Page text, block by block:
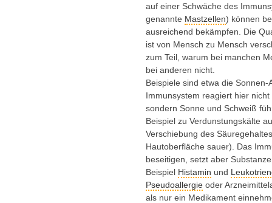
auf einer Schwäche des
genannte Mastzellen) können
ausreichend bekämpfen. Die
ist von Mensch zu Mensch
zum Teil, warum bei manchen
bei anderen nicht.
Beispiele sind etwa die
Immunsystem reagiert hier
sondern Sonne und Schweiß
Beispiel zu Verdunstungskälte
Verschiebung des
Hautoberfläche sauer). Das
beseitigen, setzt aber
Beispiel Histamin und
Pseudoallergie oder
als nur ein Medikament